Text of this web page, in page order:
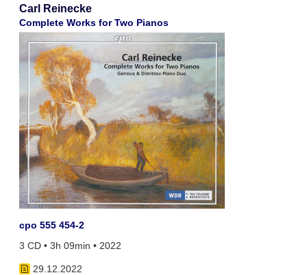
Carl Reinecke
Complete Works for Two Pianos
cpo 555 454-2
3 CD • 3h 09min • 2022
29.12.2022